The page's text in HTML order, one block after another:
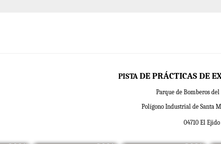
PISTADE PRÁCTICAS DE
Parque de Bomberos
Polígono Industrial de Santa
04710 El